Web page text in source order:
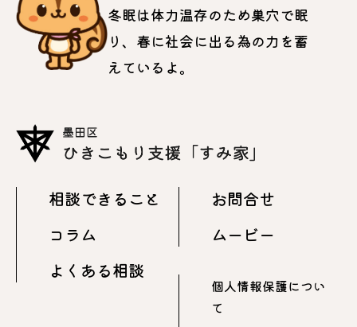
相談できること
コラム
よくある相談
お問合せ
ムービー
個人情報保護につい
て
冬眠は体力温存のため巣穴で眠
り、春に社会に出る為の力を蓄
えているよ。